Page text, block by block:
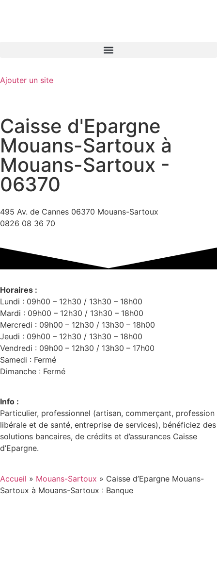
Ajouter un site
Caisse d'Epargne
Mouans-Sartoux à
Mouans-Sartoux -
06370
495 Av. de Cannes 06370 Mouans-Sartoux
0826 08 36 70
Horaires :
Lundi : 09h00 – 12h30 / 13h30 – 18h00
Mardi : 09h00 – 12h30 / 13h30 – 18h00
Mercredi : 09h00 – 12h30 / 13h30 – 18h00
Jeudi : 09h00 – 12h30 / 13h30 – 18h00
Vendredi : 09h00 – 12h30 / 13h30 – 17h00
Samedi : Fermé
Dimanche : Fermé
Info :
Particulier, professionnel (artisan, commerçant, profession
libérale et de santé, entreprise de services), bénéficiez des
solutions bancaires, de crédits et d’assurances Caisse
d’Epargne.
Accueil » Mouans-Sartoux » Caisse d’Epargne Mouans-
Sartoux à Mouans-Sartoux : Banque